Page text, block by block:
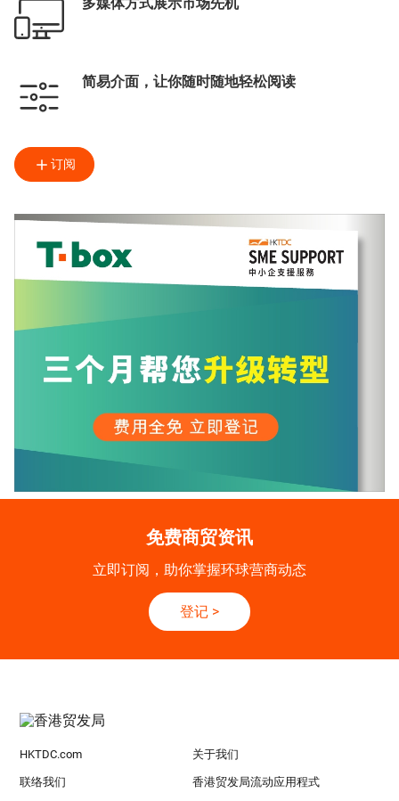
多媒体方式展示市场先机
简易介面，让你随时随地轻松阅读
订阅
免费商贸资讯
立即订阅，助你掌握环球营商动态
登记 >
HKTDC.com 关于我们
联络我们 香港贸发局流动应用程式